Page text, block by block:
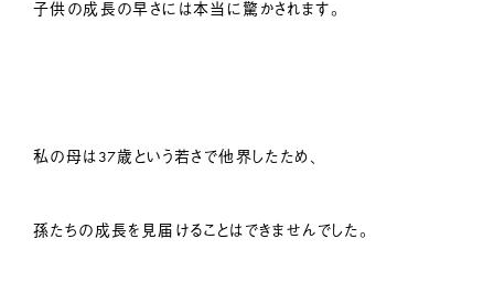
子供の成長の早さには本当に驚かされます。
私の母は37歳という若さで他界したため、
孫たちの成長を見届けることはできませんでした。